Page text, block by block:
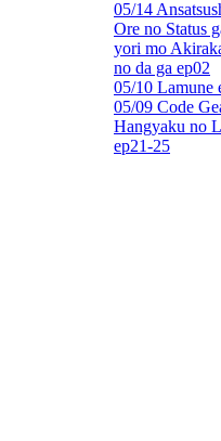
05/14
Ore no Status
yori mo
no da ga ep02
05/10 Lamune
05/09 Code
Hangyaku no
ep21-25